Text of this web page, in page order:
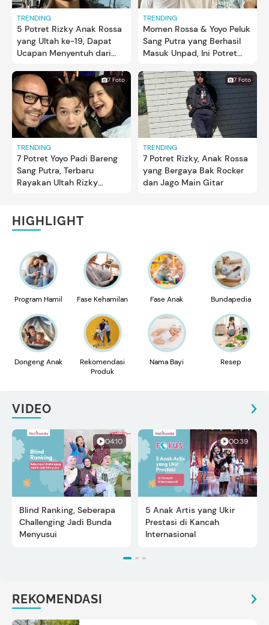
TRENDING
5 Potret Rizky Anak Rossa
yang Ultah ke-19, Dapat
Ucapan Menyentuh dari
TRENDING
Momen Rossa & Yoyo Peluk
Sang Putra yang Berhasil
Masuk Unpad, Ini Potret
7 Foto
TRENDING
7 Potret Yoyo Padi Bareng
Sang Putra, Terbaru
Rayakan Ultah Rizky
7 Foto
TRENDING
7 Potret Rizky, Anak Rossa
yang Bergaya Bak Rocker
dan Jago Main Gitar
HIGHLIGHT
Program Hamil Fase Kehamilan Fase Anak Bundapedia
Dongeng Anak
Rekomendasi
Produk
Nama Bayi Resep
VIDEO
04:10
Blind Ranking, Seberapa
Challenging Jadi Bunda
Menyusui
00:39
5 Anak Artis yang Ukir
Prestasi di Kancah
Internasional
REKOMENDASI